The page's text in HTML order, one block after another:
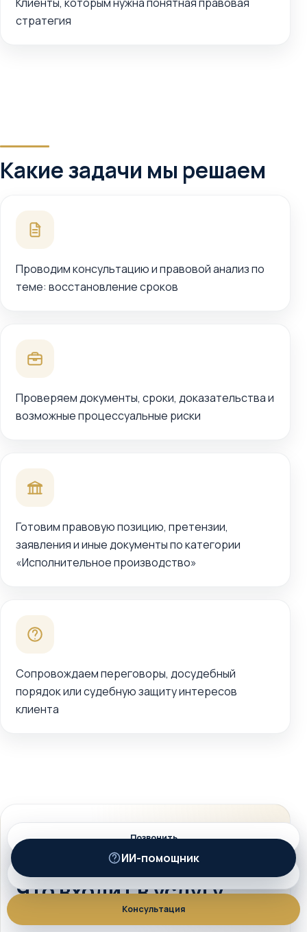
стратегия
Какие задачи мы решаем
Проводим консультацию и правовой анализ по
теме: восстановление сроков
Проверяем документы, сроки, доказательства и
возможные процессуальные риски
Готовим правовую позицию, претензии,
заявления и иные документы по категории
«Исполнительное производство»
Сопровождаем переговоры, досудебный
порядок или судебную защиту интересов
клиента
СОСТАВ РАБОТЫ
Что входит в услугу
Позвонить
Консультация
ИИ
ИИ-помощник